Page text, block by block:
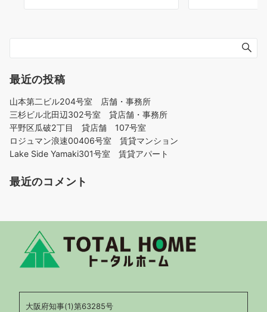
最近の投稿
山本第二ビル204号室 店舗・事務所
三杉ビル北田辺302号室 貸店舗・事務所
平野区瓜破2丁目 貸店舗 107号室
ロジュマン浪速00406号室 賃貸マンション
Lake Side Yamaki301号室 賃貸アパート
最近のコメント
大阪府知事(1)第63285号